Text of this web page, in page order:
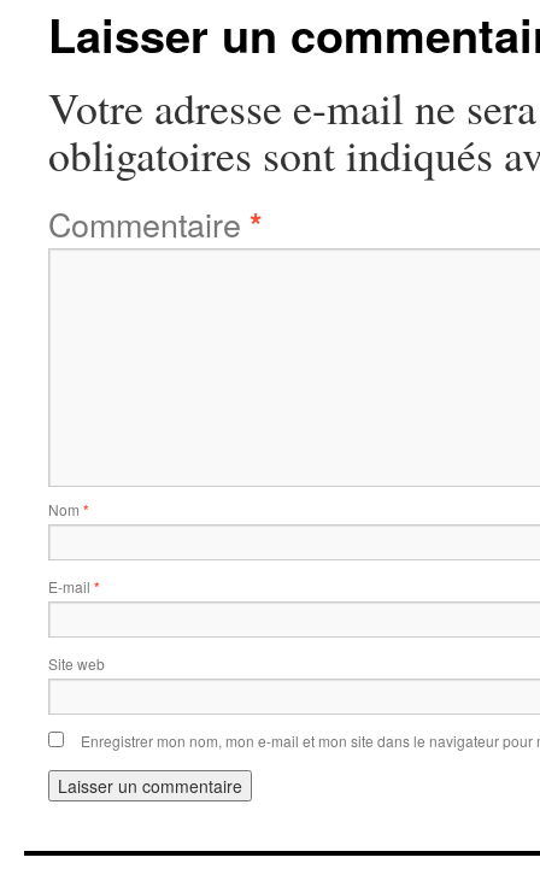
Laisser un
Votre adresse e-mail ne
obligatoires sont indiqués
Commentaire *
Nom *
E-mail *
Site web
Enregistrer mon nom, mon e-mail et mon site dans le navigateur